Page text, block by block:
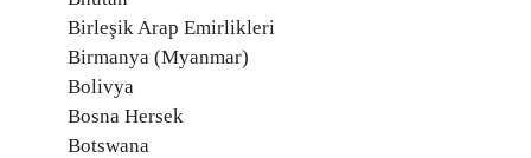
Birleşik Arap Emirlikleri
Birmanya (Myanmar)
Bolivya
Bosna Hersek
Botswana